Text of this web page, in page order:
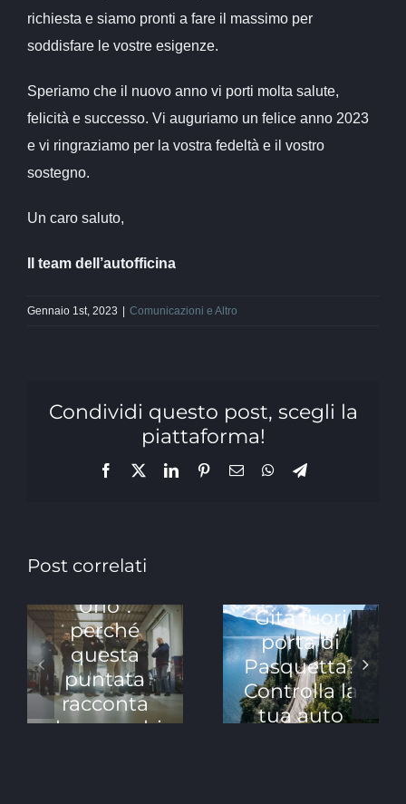
richiesta e siamo pronti a fare il massimo per
soddisfare le vostre esigenze.
Speriamo che il nuovo anno vi porti molta salute,
felicità e successo. Vi auguriamo un felice anno 2023
e vi ringraziamo per la vostra fedeltà e il vostro
sostegno.
Un caro saluto,
Il team dell’autofficina
Gennaio 1st, 2023 Comunicazioni e Altro
Condividi questo post, scegli la
piattaforma!
Facebook LinkedInPinterestEmail WhatsAppTelegram
Post correlati
Siamo su
Urlo”:
perché
questa
puntata
racconta
davvero chi
Gita fuori
porta di
Pasquetta?
Controlla la
tua auto